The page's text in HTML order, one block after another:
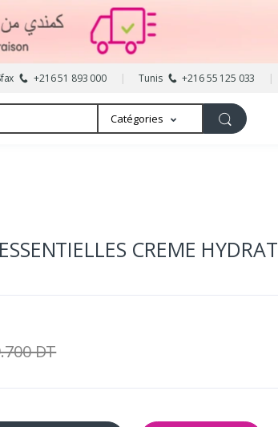
+216 51 893 000 Tunis +216 55 125 033
Catégories
CREME
DT